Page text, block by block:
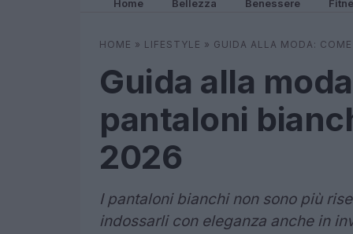
Home Bellezza Benessere
HOME » LIFESTYLE » GUIDA ALLA MODA:
Guida alla
pantaloni
2026
I pantaloni bianchi non sono più
indossarli con eleganza anche in